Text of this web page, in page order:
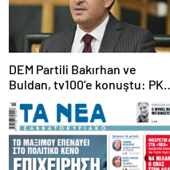
DEM Partili Bakırhan ve
Buldan, tv100’e konuştu: PKK
ne zaman kendini feshedecek